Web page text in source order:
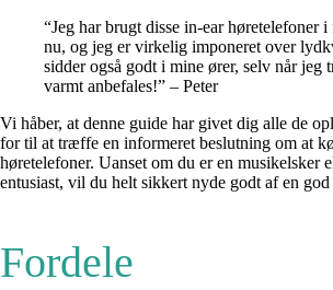
“Jeg har brugt disse in-ear høretelefoner i
nu, og jeg er virkelig imponeret over
sidder også godt i mine ører, selv når jeg
varmt anbefales!” – Peter
Vi håber, at denne guide har givet dig alle de
for til at træffe en informeret beslutning om at
høretelefoner. Uanset om du er en musikelsker
entusiast, vil du helt sikkert nyde godt af en
Fordele